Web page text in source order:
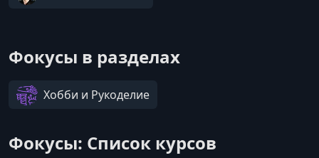
Фокусы в разделах
Хобби и Рукоделие
Фокусы: Список курсов